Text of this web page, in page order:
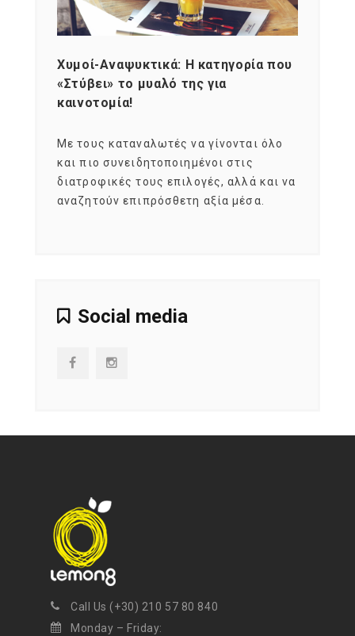
Χυμοί-Αναψυκτικά: Η κατηγορία που
«Στύβει» το μυαλό της για
καινοτομία!
Με τους καταναλωτές να γίνονται όλο
και πιο συνειδητοποιημένοι στις
διατροφικές τους επιλογές, αλλά και να
αναζητούν επιπρόσθετη αξία μέσα.
Social media
Call Us (+30) 210 57 80 840
Monday – Friday:
Get ti
y updates fro
m